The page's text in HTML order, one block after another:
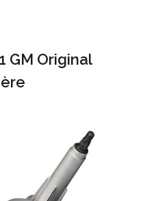
GM Original